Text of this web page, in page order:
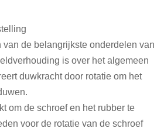
van de belangrijkste onderdelen van
is over het algemeen
duwkracht door rotatie om het
om de schroef en het rubber te
voor de rotatie van de schroef